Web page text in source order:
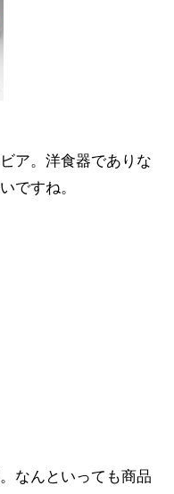
ア。洋食器でありな
ですね。
なんといっても商品